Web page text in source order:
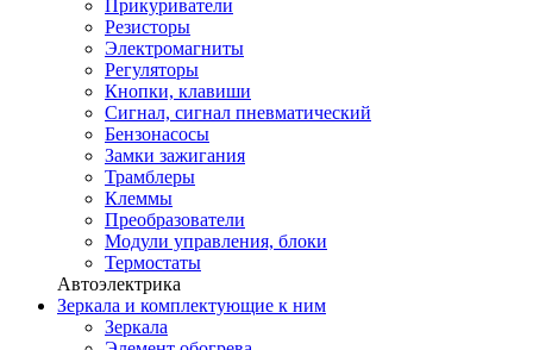
Прикуриватели
Резисторы
Электромагниты
Регуляторы
Кнопки, клавиши
Сигнал, сигнал пневматический
Бензонасосы
Замки зажигания
Трамблеры
Клеммы
Преобразователи
Модули управления, блоки
Термостаты
Автоэлектрика
Зеркала и комплектующие к ним
Зеркала